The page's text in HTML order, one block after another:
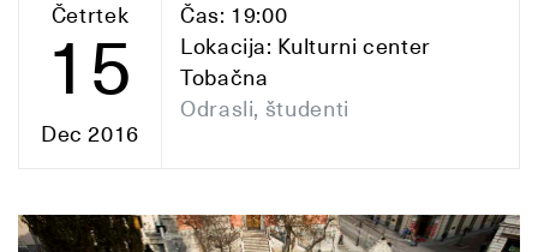
Četrtek
15
Dec 2016
Čas: 19:00
Lokacija: Kulturni center
Tobačna
Odrasli, študenti